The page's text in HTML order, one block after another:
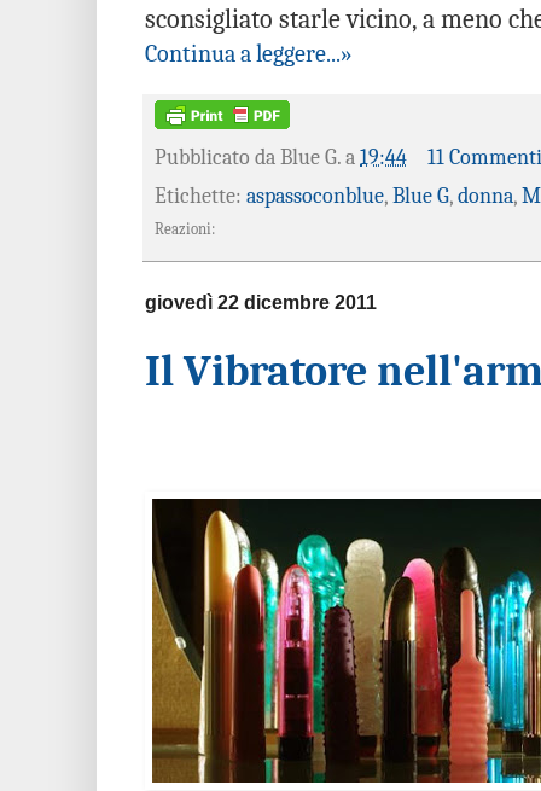
sconsigliato starle vicino, a meno
Continua a leggere...»
Pubblicato da Blue G. a 19:44
11 Commenti
Etichette: aspassoconblue, Blue G, donna,
Reazioni:
giovedì 22 dicembre 2011
Il Vibratore